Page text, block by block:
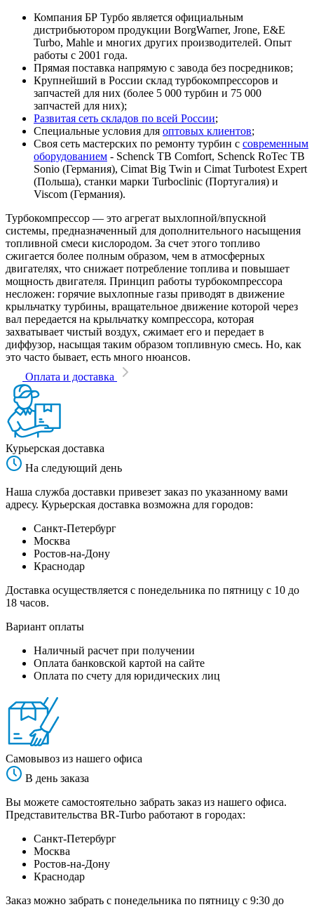
Компания БР Турбо является официальным
дистрибьютором продукции BorgWarner, Jrone, E&E
Turbo, Mahle и многих других производителей. Опыт
работы с 2001 года.
Прямая поставка напрямую с завода без посредников;
Крупнейший в России склад турбокомпрессоров и
запчастей для них (более 5 000 турбин и 75 000
запчастей для них);
Развитая сеть складов по всей России;
Специальные условия для оптовых клиентов;
Своя сеть мастерских по ремонту турбин с современным
оборудованием - Schenck TB Comfort, Schenck RoTec TB
Sonio (Германия), Cimat Big Twin и Cimat Turbotest Expert
(Польша), станки марки Turboclinic (Португалия) и
Viscom (Германия).
Турбокомпрессор — это агрегат выхлопной/впускной
системы, предназначенный для дополнительного насыщения
топливной смеси кислородом. За счет этого топливо
сжигается более полным образом, чем в атмосферных
двигателях, что снижает потребление топлива и повышает
мощность двигателя. Принцип работы турбокомпрессора
несложен: горячие выхлопные газы приводят в движение
крыльчатку турбины, вращательное движение которой через
вал передается на крыльчатку компрессора, которая
захватывает чистый воздух, сжимает его и передает в
диффузор, насыщая таким образом топливную смесь. Но, как
это часто бывает, есть много нюансов.
Оплата и доставка
Курьерская доставка
На следующий день
Наша служба доставки привезет заказ по указанному вами
адресу. Курьерская доставка возможна для городов:
Санкт-Петербург
Москва
Ростов-на-Дону
Краснодар
Доставка осуществляется с понедельника по пятницу с 10 до
18 часов.
Вариант оплаты
Наличный расчет при получении
Оплата банковской картой на сайте
Оплата по счету для юридических лиц
Самовывоз из нашего офиса
В день заказа
Вы можете самостоятельно забрать заказ из нашего офиса.
Представительства BR-Turbo работают в городах:
Санкт-Петербург
Москва
Ростов-на-Дону
Краснодар
Заказ можно забрать с понедельника по пятницу с 9:30 до